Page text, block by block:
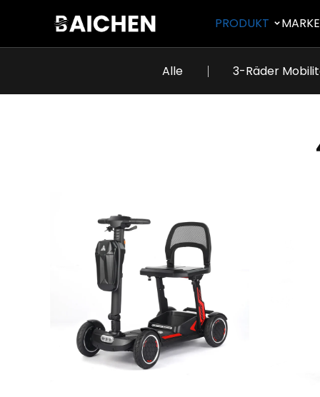
PRODUKT MARKE
Alle 3-Räder